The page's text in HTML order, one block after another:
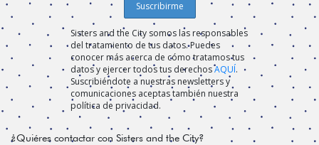
Sisters and the City somos las responsables
del tratamiento de tus datos. Puedes
conocer más acerca de cómo tratamos tus
datos y ejercer todos tus derechosAQUÍ.
Suscribiéndote a nuestras newsletters y
comunicaciones aceptas también nuestra
política de privacidad.
¿Quiéres contactar con Sisters and the City?